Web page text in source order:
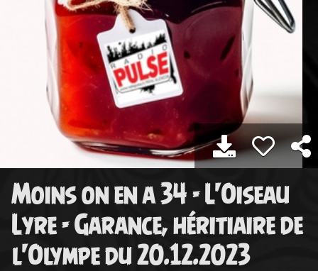
Moins on en a 34 - L'Oiseau
Lyre - Garance, héritiaire de
l'Olympe du 20.12.2023